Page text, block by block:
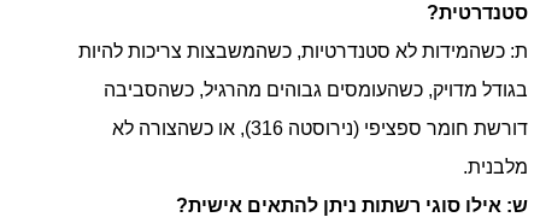
סטנדרטית?
ת: כשהמידות לא סטנדרטיות, כשהמשבצות צריכות להיות
בגודל מדויק, כשהעומסים גבוהים מהרגיל, כשהסביבה
דורשת חומר ספציפי (נירוסטה 316), או כשהצורה לא
מלבנית.
ש: אילו סוגי רשתות ניתן להתאים אישית?